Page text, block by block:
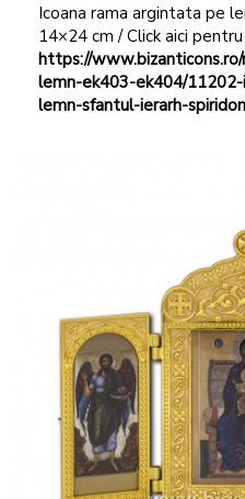
Icoana rama argintata pe
14×24 cm / Click aici
https://
lemn-ek403-ek404/
lemn-sfantul-ierarh-